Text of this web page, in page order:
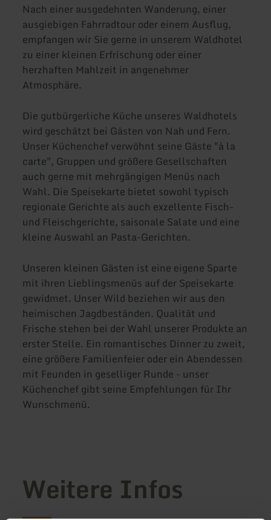
Nach einer ausgedehnten Wanderung, einer
ausgiebigen Fahrradtour oder einem Ausflug,
empfangen wir Sie gerne in unserem Waldhotel
zu einer kleinen Erfrischung oder einer
herzhaften Mahlzeit in angenehmer
Atmosphäre.
Die gutbürgerliche Küche unseres Waldhotels
wird geschätzt bei Gästen von Nah und Fern.
Unser Küchenchef verwöhnt seine Gäste "à la
carte", Gruppen und größere Gesellschaften
auch gerne mit mehrgängigen Menüs nach
Wahl. Die Speisekarte bietet sowohl typisch
regionale Gerichte als auch exzellente Fisch-
und Fleischgerichte, saisonale Salate und eine
kleine Auswahl an Pasta-Gerichten.
Unseren kleinen Gästen ist eine eigene Sparte
mit ihren Lieblingsmenüs auf der Speisekarte
gewidmet. Unser Wild beziehen wir aus den
heimischen Jagdbeständen. Qualität und
Frische stehen bei der Wahl unserer Produkte an
erster Stelle. Ein romantisches Dinner zu zweit,
eine größere Familienfeier oder ein Abendessen
mit Feunden in geselliger Runde - unser
Küchenchef gibt seine Empfehlungen für Ihr
Wunschmenü.
Weitere Infos